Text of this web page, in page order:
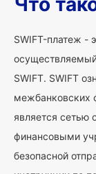
SWIFT-платеж -
SWIFT. SWIFT
межбанковских
является сетью
финансовыми
безопасной